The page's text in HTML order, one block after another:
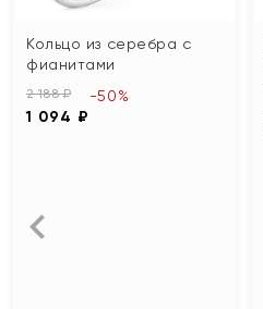
Кольцо из серебра с
фианитами
2 188 ₽
1 094 ₽
-50%